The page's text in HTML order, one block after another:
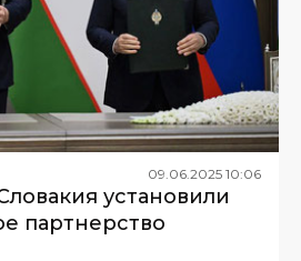
09 06 2025 10:06
установили
партнерство